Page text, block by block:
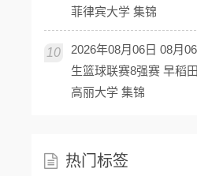
菲律宾大学 集锦
10
2026年08月06日 08月
生篮球联赛8强赛 早稻
高丽大学 集锦
热门标签